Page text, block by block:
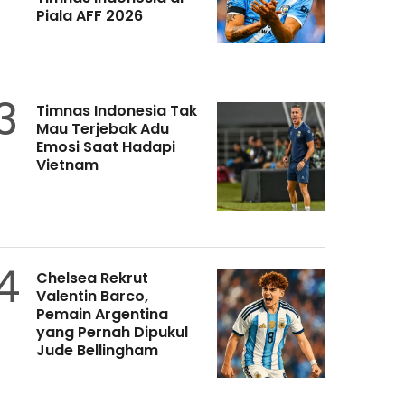
Piala AFF 2026
Timnas Indonesia Tak
Mau Terjebak Adu
Emosi Saat Hadapi
Vietnam
Chelsea Rekrut
Valentin Barco,
Pemain Argentina
yang Pernah Dipukul
Jude Bellingham